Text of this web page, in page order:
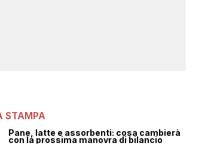
STAMPA
Pane, latte e assorbenti: cosa cambierà
con la prossima manovra di bilancio